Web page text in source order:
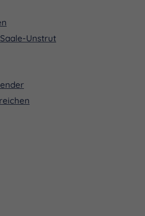
Unstrut